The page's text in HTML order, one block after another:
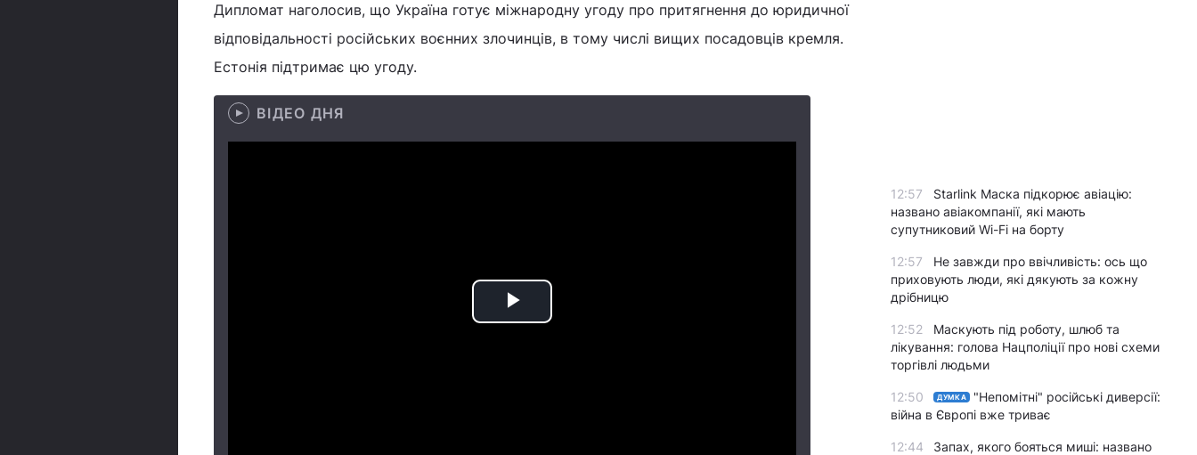
Дипломат наголосив, що Україна готує міжнародну угоду про притягнення до юридичної
відповідальності російських воєнних злочинців, в тому числі вищих посадовців кремля.
Естонія підтримає цю угоду.
ВІДЕО ДНЯ
Play
12:57
Starlink Маска підкорює авіацію:
названо авіакомпанії, які мають
супутниковий Wi-Fi на борту
12:57
Не завжди про ввічливість: ось що
приховують люди, які дякують за кожну
дрібницю
12:52
Маскують під роботу, шлюб та
лікування: голова Нацполіції про нові схеми
торгівлі людьми
12:50 ДУМКА
"Непомітні" російські диверсії:
війна в Європі вже триває
12:44
Запах, якого бояться миші: названо